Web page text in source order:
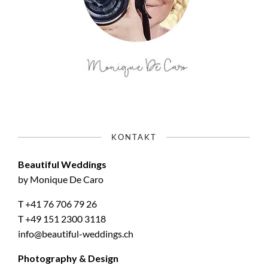
KONTAKT
Beautiful Weddings
by Monique De Caro
T +41 76 706 79 26
T +49 151 2300 3118
info@beautiful-weddings.ch
Photography & Design